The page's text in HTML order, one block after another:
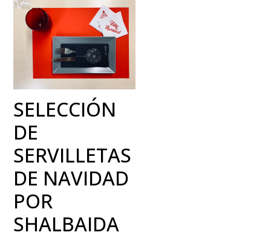
SELECCIÓN
DE
SERVILLETAS
DE NAVIDAD
POR
SHALBAIDA